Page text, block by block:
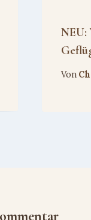
NEU:
Von